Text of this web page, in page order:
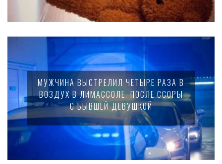
МУЖЧИНА ВЫСТРЕЛИЛ ЧЕТЫРЕ РАЗА В
ВОЗДУХ В ЛИМАССОЛЕ. ПОСЛЕ ССОРЫ
С БЫВШЕЙ ДЕВУШКОЙ